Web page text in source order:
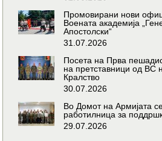
Промовирани нови
Воената академија
Апостолски“
31.07.2026
Посета на Прва
на претставници од ВС
Кралство
30.07.2026
Во Домот на Армијата
работилница за
29.07.2026